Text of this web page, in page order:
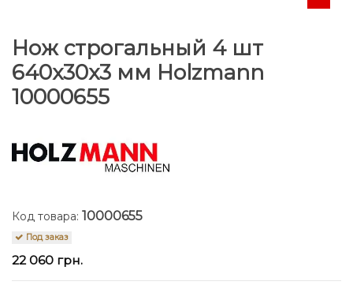
Нож строгальный 4 шт
640x30x3 мм Holzmann
10000655
Код товара: 10000655
Под заказ
22 060 грн.